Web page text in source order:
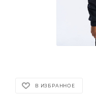
В ИЗБРАННОЕ